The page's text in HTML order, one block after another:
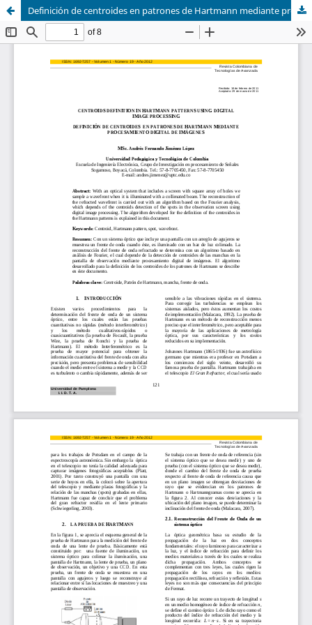
Definición de centroides en patrones de Hartmann mediante procesamiento digital de imágenes